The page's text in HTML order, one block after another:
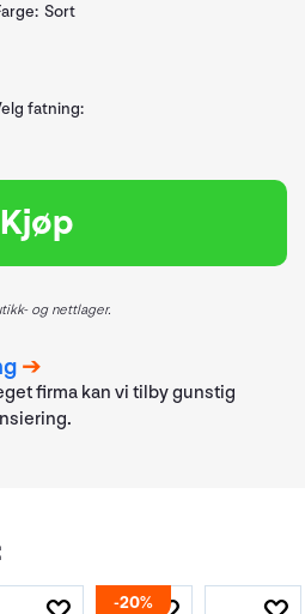
Sort
fatning:
Kjøp
og nettlager.
firma kan vi tilby gunstig
20%